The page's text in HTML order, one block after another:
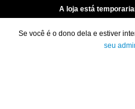
A loja está
Se você é o dono dela e estiver
seu